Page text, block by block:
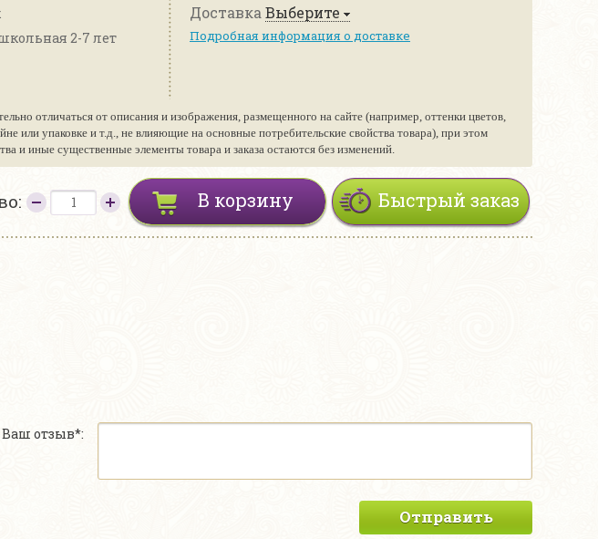
2-7 лет
Доставка Выберите
Подробная информация о доставке
отличаться от описания и изображения, размещенного на сайте (например, оттенки цветов,
или упаковке и т.д., не влияющие на основные потребительские свойства товара), при этом
и иные существенные элементы товара и заказа остаются без изменений.
Быстрый заказ
В корзину
Ваш отзыв*:
Отправить